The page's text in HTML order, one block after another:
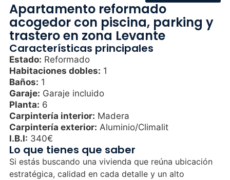
Apartamento reformado
acogedor con piscina, parking y
trastero en zona Levante
Características principales
Estado: Reformado
Habitaciones dobles: 1
Baños: 1
Garaje: Garaje incluido
Planta: 6
Carpintería interior: Madera
Carpintería exterior: Aluminio/Climalit
I.B.I: 340€
Lo que tienes que saber
Si estás buscando una vivienda que reúna ubicación
estratégica, calidad en cada detalle y un alto